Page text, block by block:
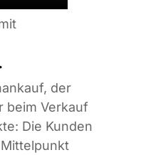
der
beim Verkauf
Die Kunden